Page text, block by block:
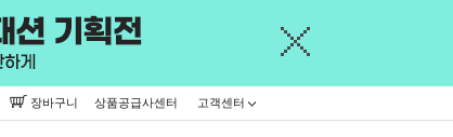
장바구니 상품공급사센터 고객센터